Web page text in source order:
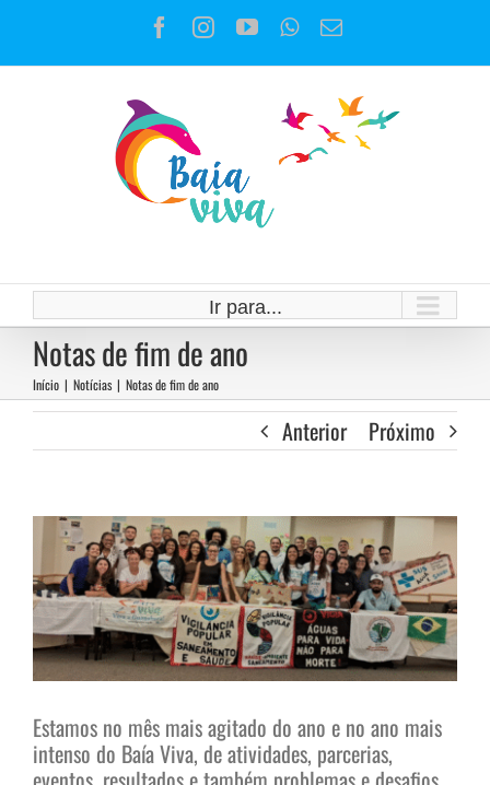
o
Facebook
Instagram
YouTubeWhatsApp
E-
Ir para...
Notas de fim de ano
Início | Notícias | Notas de fim de ano
Anterior Próximo
View
Larger
Image
Estamos no mês mais agitado do ano e no ano mais
intenso do Baía Viva, de atividades, parcerias,